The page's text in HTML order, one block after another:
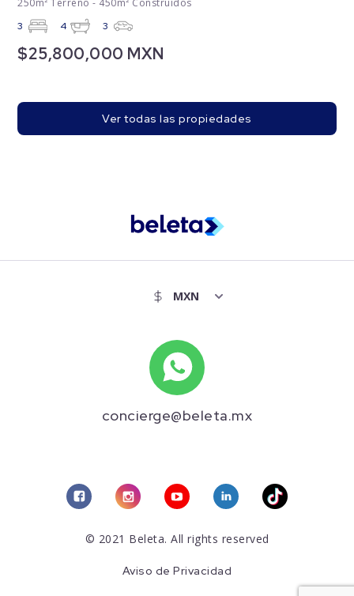
3 4 3
$25,800,000 MXN
Ver todas las propiedades
concierge@beleta.mx
© 2021 Beleta. All rights reserved
Aviso de Privacidad